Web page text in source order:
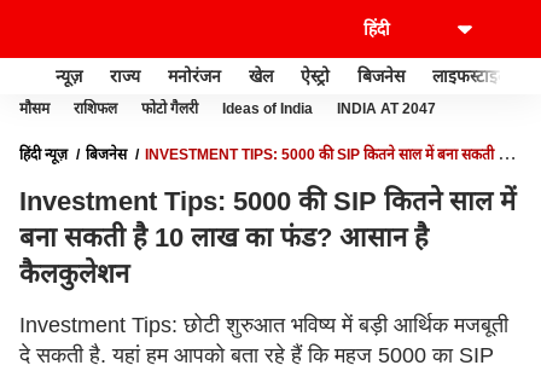
न्यूज़ राज्य मनोरंजन खेल ऐस्ट्रो बिजनेस लाइफस्टाइल
मौसम राशिफल फोटो गैलरी Ideas of India INDIA AT 2047
हिंदी न्यूज़ बिजनेस
INVESTMENT TIPS: 5000 की SIP कितने साल में बना सकती है
Investment Tips: 5000 की SIP कितने साल में
बना सकती है 10 लाख का फंड? आसान है
कैलकुलेशन
Investment Tips: छोटी शुरुआत भविष्य में बड़ी आर्थिक मजबूती
दे सकती है. यहां हम आपको बता रहे हैं कि महज 5000 का SIP